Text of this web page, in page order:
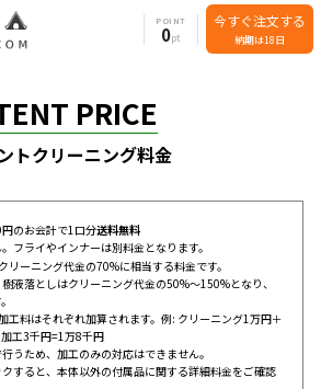
POINT
0
今すぐ注文する
納期は18日
PRICE
トクリーニング料金
のお会計で1口分送料無料
フライやインナーは別料金となります。
リーニング代金の70%に相当する料金です。
液落としはクリーニング代金の50%～150%となり、
工料はそれぞれ加算されます。例: クリーニング1万円＋
工3千円=1万8千円
うため、加工のみの対応はできません。
すると、本体以外の付属品に関する詳細料金をご確認